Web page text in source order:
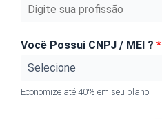
Você Possui CNPJ / MEI ? *
Economize até 40% em seu plano.